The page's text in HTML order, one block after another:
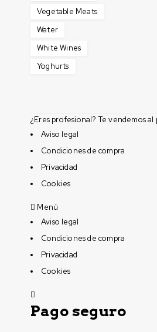
Vegetable Meats
Water
White Wines
Yoghurts
¿Eres profesional? Te vendemos
Aviso legal
Condiciones de compra
Privacidad
Cookies
Menú
Aviso legal
Condiciones de compra
Privacidad
Cookies
Pago seguro